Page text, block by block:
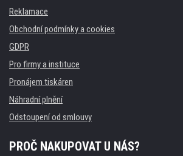
Reklamace
Obchodní podmínky a cookies
GDPR
Pro firmy a instituce
Pronájem tiskáren
Náhradní plnění
Odstoupení od smlouvy
PROČ NAKUPOVAT U NÁS?